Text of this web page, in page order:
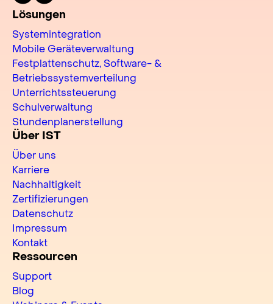
Lösungen
Systemintegration
Mobile Geräteverwaltung
Festplattenschutz, Software- &
Betriebssystemverteilung
Unterrichtssteuerung
Schulverwaltung
Stundenplanerstellung
Über IST
Über uns
Karriere
Nachhaltigkeit
Zertifizierungen
Datenschutz
Impressum
Kontakt
Ressourcen
Support
Blog